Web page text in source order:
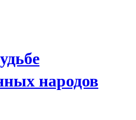
народов